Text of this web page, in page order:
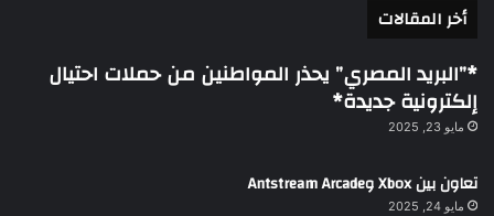
أخر المقالات
*”البريد المصري” يحذر المواطنين من حملات احتيال
إلكترونية جديدة*
مايو 23, 2025
تعاون بين Xbox وAntstream Arcade
مايو 24, 2025